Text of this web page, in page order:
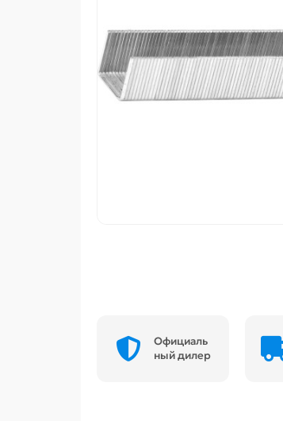
Официаль
ный дилер